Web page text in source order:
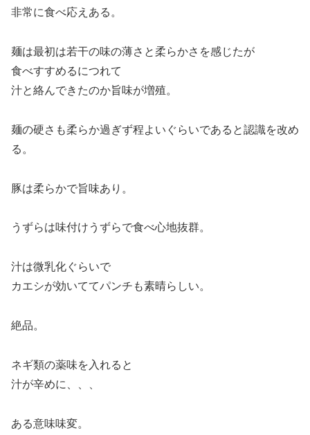
非常に食べ応えある。
麺は最初は若干の味の薄さと柔らかさを感じたが
食べすすめるにつれて
汁と絡んできたのか旨味が増殖。
麺の硬さも柔らか過ぎず程よいぐらいであると認識を改め
る。
豚は柔らかで旨味あり。
うずらは味付けうずらで食べ心地抜群。
汁は微乳化ぐらいで
カエシが効いててパンチも素晴らしい。
絶品。
ネギ類の薬味を入れると
汁が辛めに、、、
ある意味味変。